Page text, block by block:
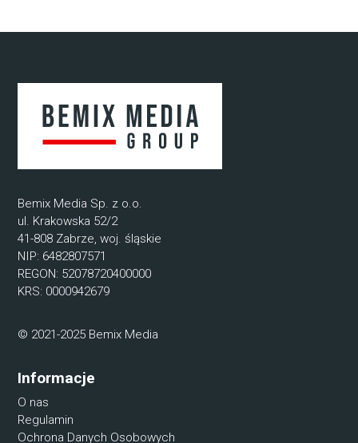
Bemix Media Sp. z o.o.
ul. Krakowska 52/2
41-808 Zabrze, woj. śląskie
NIP: 6482807571
REGON: 52078720400000
KRS: 0000942679
© 2021-2025 Bemix Media
Informacje
O nas
Regulamin
Ochrona Danych Osobowych